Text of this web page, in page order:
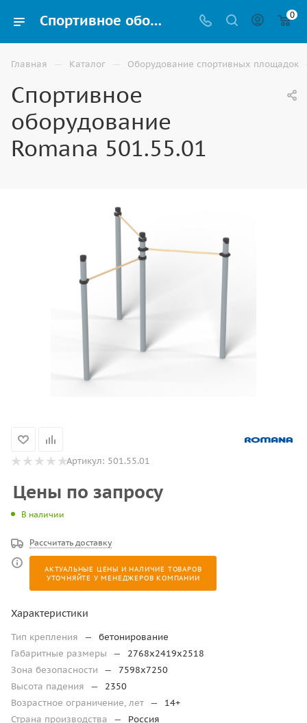
Спортивное оборудование Romana 501.55.01 для Воркаут площадки купить в Волгограде 0
Главная — Каталог — Оборудование спортивных площадок
Спортивное
оборудование
Romana 501.55.01
Артикул: 501.55.01
Цены по запросу
В наличии
Рассчитать доставку
АКТУАЛЬНЫЕ ЦЕНЫ И НАЛИЧИЕ ТОВАРОВ
УТОЧНЯЙТЕ У МЕНЕДЖЕРОВ КОМПАНИИ
Характеристики
Тип крепления —
бетонирование
Габаритные размеры
—
2768х2419х2518
Зона безопасности
—
7598х7250
Высота падения
—
2350
Возрастное ограничение, лет —
14+
Страна производства
— Россия